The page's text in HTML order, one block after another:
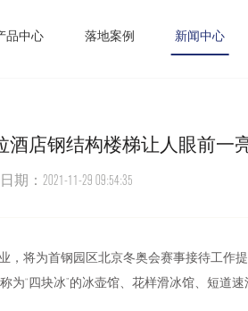
品中心 落地案例 新闻中心
酒店钢结构楼梯让人眼前一
日期：2021-11-29 09:54:35
业，将为首钢园区北京冬奥会赛事接待工
“四块冰”的冰壶馆、花样滑冰馆、短道